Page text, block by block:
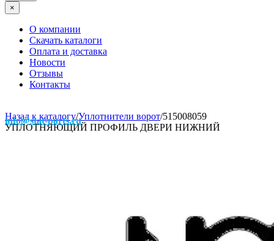
×
О компании
Скачать каталоги
Оплата и доставка
Новости
Отзывы
Контакты
info@stat-parts.ru
Назад к каталогу/Уплотнители ворот/515008059
УПЛОТНЯЮЩИЙ ПРОФИЛЬ ДВЕРИ НИЖНИЙ